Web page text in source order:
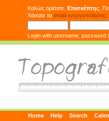
Καλώς ορίσατε, Επισκέπτης .
Χάσατε το email ενεργοποίησης;
Login with username, password
Home Help Search